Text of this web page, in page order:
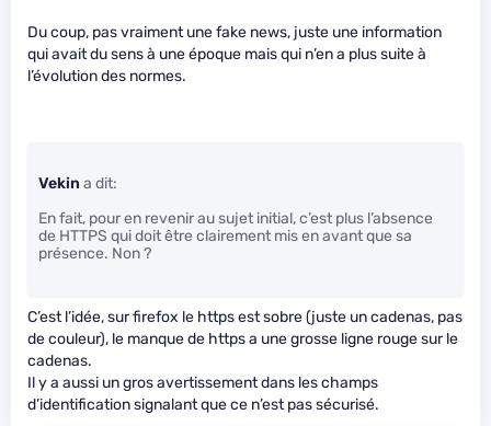
Du coup, pas vraiment une fake news, juste une information
qui avait du sens à une époque mais qui n’en a plus suite à
l’évolution des normes.
Vekin a dit:
En fait, pour en revenir au sujet initial, c’est plus l’absence
de HTTPS qui doit être clairement mis en avant que sa
présence. Non ?
C’est l’idée, sur firefox le https est sobre (juste un cadenas, pas
de couleur), le manque de https a une grosse ligne rouge sur le
cadenas.
Il y a aussi un gros avertissement dans les champs
d’identification signalant que ce n’est pas sécurisé.